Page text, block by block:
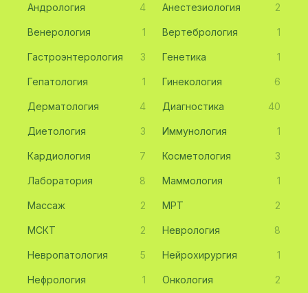
Андрология 4 Анестезиология 2
Венерология 1 Вертебрология 1
Гастроэнтерология 3 Генетика 1
Гепатология 1 Гинекология 6
Дерматология 4 Диагностика 40
Диетология 3 Иммунология 1
Кардиология 7 Косметология 3
Лаборатория 8 Маммология 1
Массаж 2 МРТ 2
МСКТ 2 Неврология 8
Невропатология 5 Нейрохирургия 1
Нефрология 1 Онкология 2